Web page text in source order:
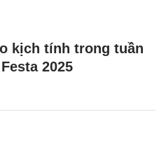
kịch tính trong tuần
2025